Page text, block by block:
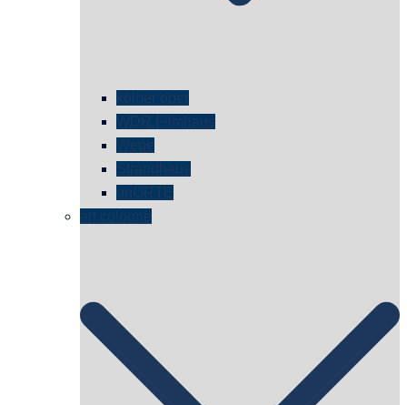
kölner oper
WDR Filmhaus
Wege
Strandhaus
unORTE
art cologne